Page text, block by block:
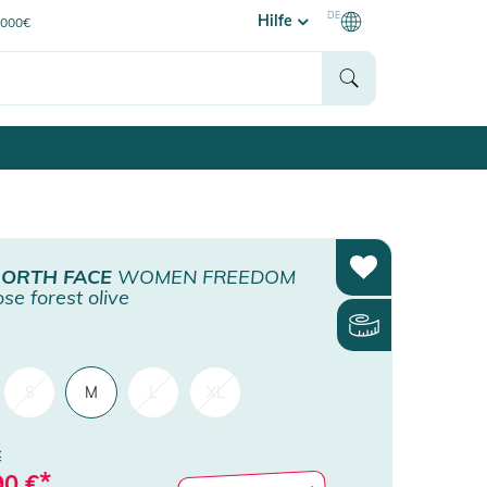
Hilfe DE
FACE WOMEN FREEDOM
forest olive
M